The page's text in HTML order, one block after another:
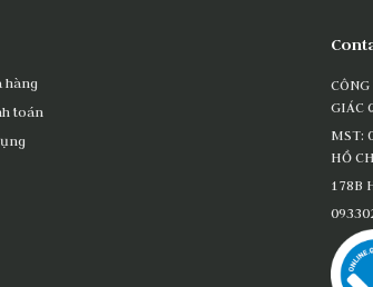
hàng
toán
GIÁC
MST:
HỒ
178B